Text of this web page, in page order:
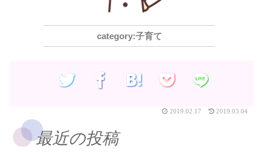
子育て
2019.02.17 2019.03.04
最近の投稿